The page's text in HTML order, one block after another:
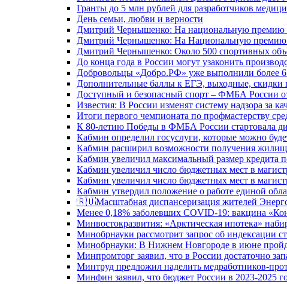
Гранты до 5 млн рублей для разработчиков
День семьи, любви и верности
Дмитрий Чернышенко: На национальную премию
Дмитрий Чернышенко: На Национальную премию
Дмитрий Чернышенко: Около 500 спортивных
До конца года в России могут узаконить
Добровольцы «Добро.РФ» уже выполнили более
Дополнительные баллы к ЕГЭ, выходные, скидки
Доступный и безопасный спорт – ФМБА России
Известия: В России изменят систему надзора за
Итоги первого чемпионата по профмастерству
К 80-летию Победы в ФМБА России стартовала
Кабмин определил госуслуги, которые можно
Кабмин расширил возможности получения
Кабмин увеличил максимальный размер кредита
Кабмин увеличил число бюджетных мест в
Кабмин увеличил число бюджетных мест в
Кабмин утвердил положение о работе единой
🇷🇺Масштабная диспансеризация жителей
Менее 0,18% заболевших COVID-19: вакцина
Минвостокразвития: «Арктическая ипотека»
Минобрнауки рассмотрит запрос об
Минобрнауки: В Нижнем Новгороде в июне
Минпромторг заявил, что в России достаточно
Минтруд предложил наделить медработников-
Минфин заявил, что бюджет России в 2023-2025